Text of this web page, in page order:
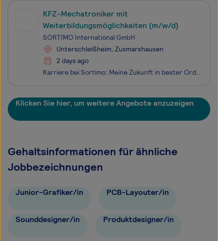
KFZ-Mechatroniker mit
Weiterbildungsmöglichkeiten (m/w/d)
SORTIMO International GmbH
Unterschleißheim, Zusmarshausen
2 days ago
Karriere bei Sortimo: Meine Zukunft in bester Ordnung! Werden Sie Teil der Sortimo Familie und damit ein Baustein unseres Erfolgs! Wir sind Markt- und Technologieführer für Fahrzeugeinrichtungen, mobile Transportlösungen, Regal- und Koffersysteme. Seit 1973 sind wir mit unseren Produkten „Made in Ge
Klicken Sie hier, um weitere Angebote anzuzeigen
Gehaltsinformationen für ähnliche
Jobbezeichnungen
Junior-Grafiker/in PCB-Layouter/in
Sounddesigner/in Produktdesigner/in